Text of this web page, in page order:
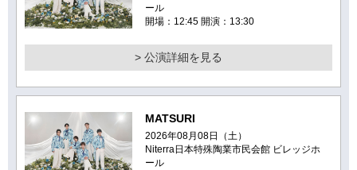
ール
開場：12:45 開演：13:30
> 公演詳細を見る
MATSURI
2026年08月08日（土）
Niterra日本特殊陶業市民会館 ビレッジホ
ール